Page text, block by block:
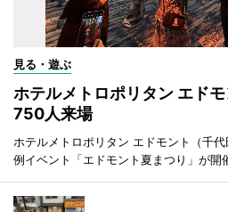
見る・遊ぶ
ホテルメトロポリタン エド
750人来場
ホテルメトロポリタン エドモント（千
例イベント「エドモント夏まつり」が開